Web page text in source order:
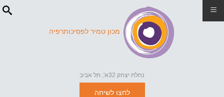
מכון טמיר לפסיכותרפיה
נחלת יצחק 32א', תל אביב
לחצו לשיחה
≡